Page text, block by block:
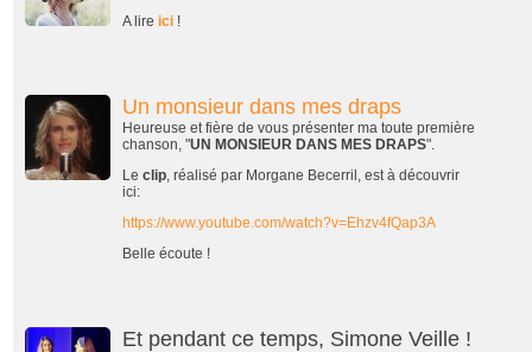
A lireici !
Un monsieur dans mes draps
Heureuse et fière de vous présenter ma toute première
chanson, "UN MONSIEUR DANS MES DRAPS".
Leclip , réalisé par Morgane Becerril, est à découvrir
ici:
https://www.youtube.com/watch?v=Ehzv4fQap3A
Belle écoute !
Et pendant ce temps, Simone Veille !